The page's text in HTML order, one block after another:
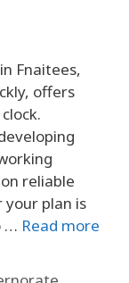
Fnaitees,
offers
reliable
plan is
… Read more